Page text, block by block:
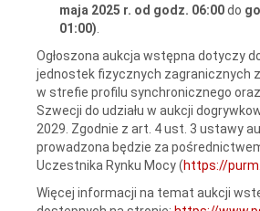
maja 2025 r. od godz. 06:00do
01:00)
Ogłoszona aukcja wstępna dotyczy
jednostek fizycznych zagranicznych
w strefie profilu synchronicznego
Szwecji do udziału w aukcji
2029. Zgodnie z art. 4 ust. 3 ustawy
prowadzona będzie za
Uczestnika Rynku Mocy (https://
Więcej informacji na temat aukcji